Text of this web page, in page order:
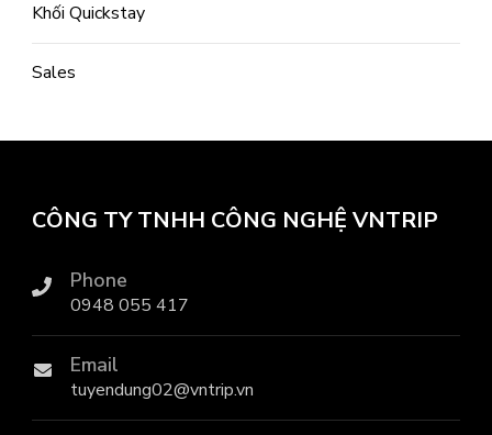
Khối Quickstay
Sales
CÔNG TY TNHH CÔNG NGHỆ VNTRIP
Phone
0948 055 417
Email
tuyendung02@vntrip.vn